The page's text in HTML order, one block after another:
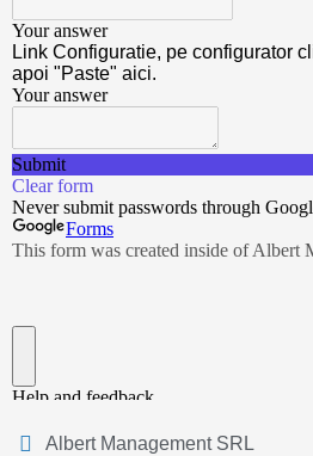
Albert Management SRL